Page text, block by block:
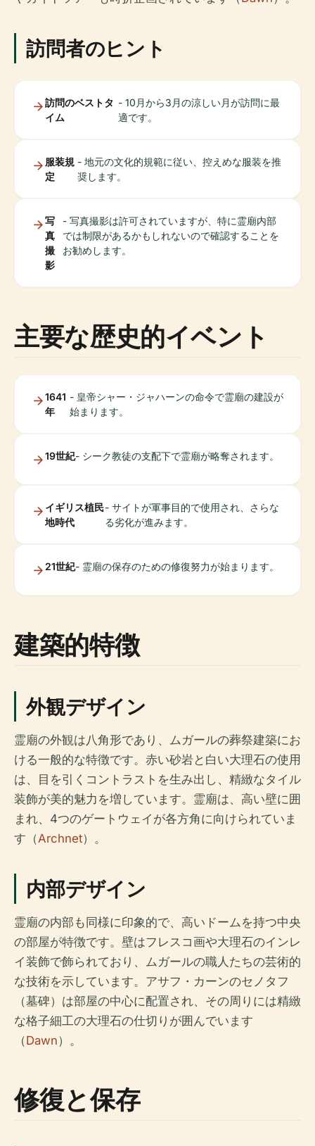
訪問者のヒント
訪問のベストタ
イム
- 10月から3月の涼しい月が訪問に最
適です。
服装規
定
- 地元の文化的規範に従い、控えめな服装を推
奨します。
写
真
撮
影
- 写真撮影は許可されていますが、特に霊廟内部
では制限があるかもしれないので確認することを
お勧めします。
主要な歴史的イベント
1641
年
- 皇帝シャー・ジャハーンの命令で霊廟の建設が
始まります。
19世紀- シーク教徒の支配下で霊廟が略奪されます。
イギリス植民
地時代
- サイトが軍事目的で使用され、さらな
る劣化が進みます。
21世紀- 霊廟の保存のための修復努力が始まります。
建築的特徴
外観デザイン
霊廟の外観は八角形であり、ムガールの葬祭建築にお
ける一般的な特徴です。赤い砂岩と白い大理石の使用
は、目を引くコントラストを生み出し、精緻なタイル
装飾が美的魅力を増しています。霊廟は、高い壁に囲
まれ、4つのゲートウェイが各方角に向けられていま
す（Archnet）。
内部デザイン
霊廟の内部も同様に印象的で、高いドームを持つ中央
の部屋が特徴です。壁はフレスコ画や大理石のインレ
イ装飾で飾られており、ムガールの職人たちの芸術的
な技術を示しています。アサフ・カーンのセノタフ
（墓碑）は部屋の中心に配置され、その周りには精緻
な格子細工の大理石の仕切りが囲んでいます
（Dawn）。
修復と保存